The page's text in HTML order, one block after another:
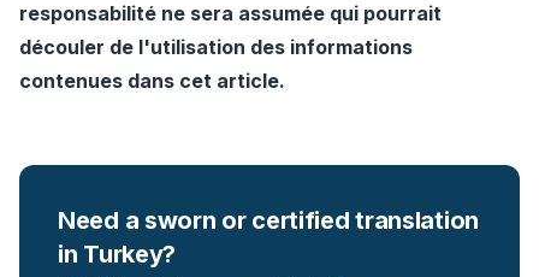
responsabilité ne sera assumée qui pourrait
découler de l'utilisation des informations
contenues dans cet article.
Need a sworn or certified translation
in Turkey?